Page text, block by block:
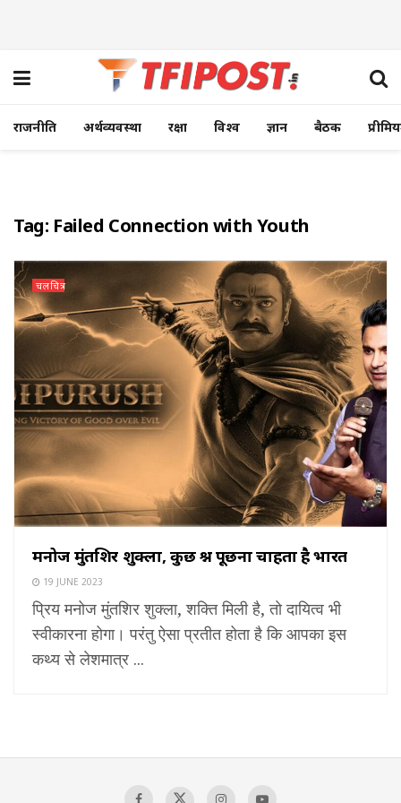
राजनीति अर्थव्यवस्था रक्षा विश्व ज्ञान बैठक
Tag: Failed Connection with Youth
चलचित्र
मनोज मुंतशिर शुक्ला, कुछ प्रश्न पूछना चाहता है भारत
19 JUNE 2023
प्रिय मनोज मुंतशिर शुक्ला, शक्ति मिली है, तो दायित्व भी
स्वीकारना होगा। परंतु ऐसा प्रतीत होता है कि आपका इस
कथ्य से लेशमात्र ...